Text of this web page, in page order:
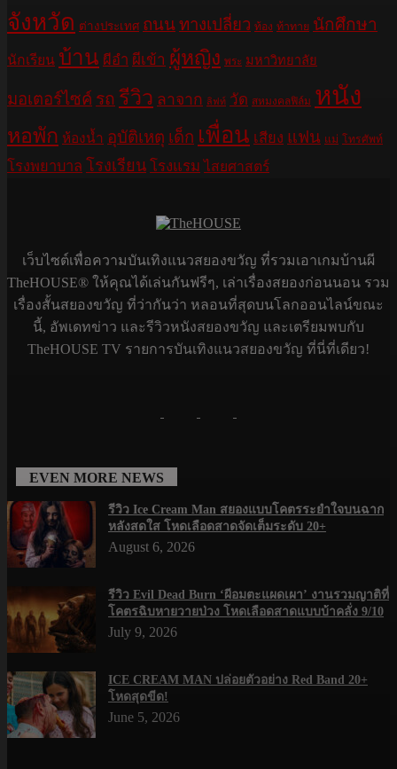
จังหวัด ต่างประเทศ ถนนทางเปลี่ยว ท้อง ท้าทาย นักศึกษา
นักเรียน บ้าน ผีอำ ผีเข้า ผู้หญิง พระ มหาวิทยาลัย
มอเตอร์ไซค์ รถ รีวิว ลาจาก ลิฟท์ วัด สหมงคลฟิล์ม หนัง
หอพัก ห้องน้ำ อุบัติเหตุ เด็ก เพื่อน เสียง แฟน แม่ โทรศัพท์
โรงพยาบาล โรงเรียน โรงแรม ไสยศาสตร์
เว็บไซต์เพื่อความบันเทิงแนวสยองขวัญ ที่รวมเอาเกมบ้านผี
TheHOUSE® ให้คุณได้เล่นกันฟรีๆ, เล่าเรื่องสยองก่อนนอน รวม
เรื่องสั้นสยองขวัญ ที่ว่ากันว่า หลอนที่สุดบนโลกออนไลน์ขณะ
นี้, อัพเดทข่าว และรีวิวหนังสยองขวัญ และเตรียมพบกับ
TheHOUSE TV รายการบันเทิงแนวสยองขวัญ ที่นี่ที่เดียว!
EVEN MORE NEWS
รีวิว Ice Cream Man สยองแบบโคตรระยำใจบนฉาก
หลังสดใส โหดเลือดสาดจัดเต็มระดับ 20+
August 6, 2026
รีวิว Evil Dead Burn ‘ผีอมตะแผดเผา’ งานรวมญาติที่
โคตรฉิบหายวายป่วง โหดเลือดสาดแบบบ้าคลั่ง 9/10
July 9, 2026
ICE CREAM MAN ปล่อยตัวอย่าง Red Band 20+
โหดสุดขีด!
June 5, 2026